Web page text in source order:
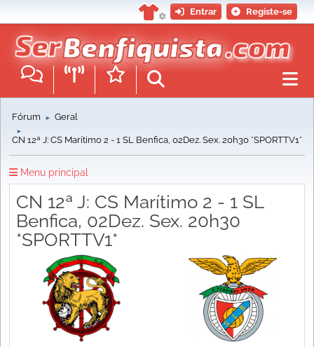
Entrar Registe-se
Fórum ► Geral
►
CN 12ª J: CS Marítimo 2 - 1 SL Benfica, 02Dez. Sex. 20h30 *SPORTTV1*
Menu principal
CN 12ª J: CS Marítimo 2 - 1 SL
Benfica, 02Dez. Sex. 20h30
*SPORTTV1*